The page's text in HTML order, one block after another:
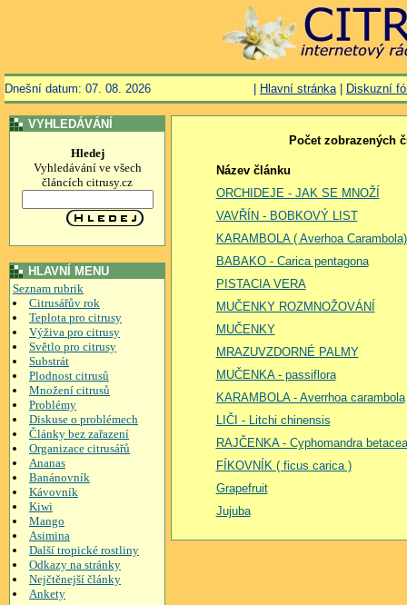
Dnešní datum: 07. 08. 2026 Hlavní stránka| Diskuzní
VYHLEDÁVÁNÍ
Hledej
Vyhledávání ve všech
článcích citrusy.cz
HLAVNÍ MENU
Seznam rubrik
Citrusářův rok
Teplota pro citrusy
Výživa pro citrusy
Světlo pro citrusy
Substrát
Plodnost citrusů
Množení citrusů
Problémy
Diskuse o problémech
Články bez zařazení
Organizace citrusářů
Ananas
Banánovník
Kávovník
Kiwi
Mango
Asimina
Další tropické rostliny
Odkazy na stránky
Nejčtěnejší články
Ankety
Počet zobrazených
Název článku
ORCHIDEJE - JAK SE MNOŽÍ
VAVŘÍN - BOBKOVÝ LIST
KARAMBOLA ( Averhoa Carambola)
BABAKO - Carica pentagona
PISTACIA VERA
MUČENKY ROZMNOŽOVÁNÍ
MUČENKY
MRAZUVZDORNÉ PALMY
MUČENKA - passiflora
KARAMBOLA - Averrhoa carambola
LIČI - Litchi chinensis
RAJČENKA - Cyphomandra betacea
FÍKOVNÍK ( ficus carica )
Grapefruit
Jujuba